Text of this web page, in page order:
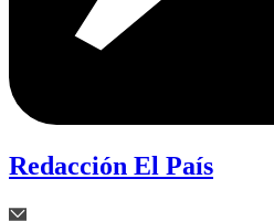
Redacción El País